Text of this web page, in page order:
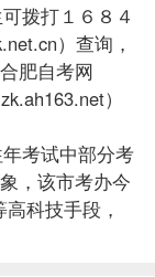
拨打１６８４
）查询，
肥自考网
）
考试中部分考
，该市考办今
科技手段，